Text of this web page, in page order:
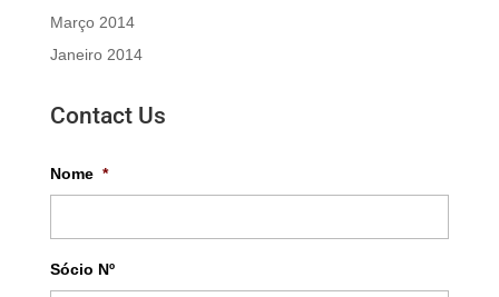
Março 2014
Janeiro 2014
Contact Us
Nome *
Sócio Nº